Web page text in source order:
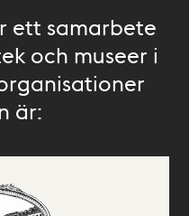
ett samarbete
och museer i
är: